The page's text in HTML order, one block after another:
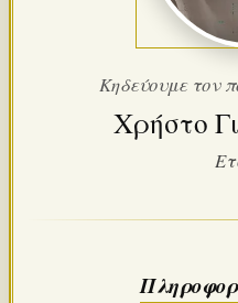
Κηδεύουμε τον
Χρήστο